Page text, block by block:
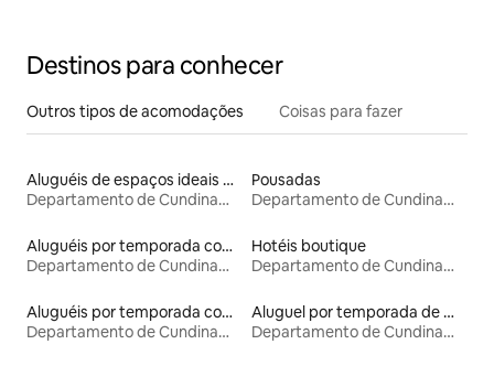
Destinos para conhecer
Outros tipos de acomodações Coisas para fazer
Aluguéis de espaços ideais para famílias
Departamento de Cundinamarca
Pousadas
Departamento de Cundinamarca
Aluguéis por temporada com café da manhã
Departamento de Cundinamarca
Hotéis boutique
Departamento de Cundinamarca
Aluguéis por temporada com sauna
Departamento de Cundinamarca
Aluguel por temporada de microcasas
Departamento de Cundinamarca